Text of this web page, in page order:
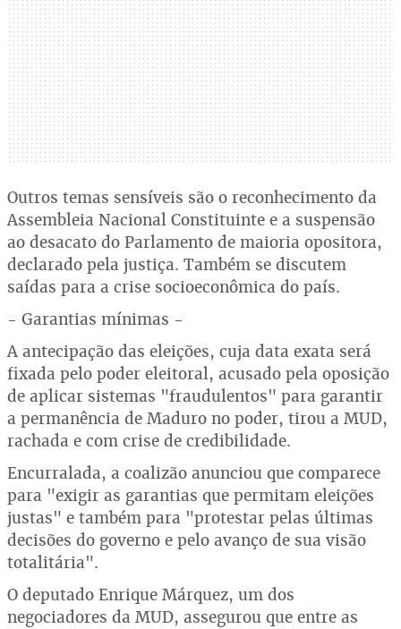
Outros temas sensíveis são o reconhecimento da
Assembleia Nacional Constituinte e a suspensão
ao desacato do Parlamento de maioria opositora,
declarado pela justiça. Também se discutem
saídas para a crise socioeconômica do país.
- Garantias mínimas -
A antecipação das eleições, cuja data exata será
fixada pelo poder eleitoral, acusado pela oposição
de aplicar sistemas "fraudulentos" para garantir
a permanência de Maduro no poder, tirou a MUD,
rachada e com crise de credibilidade.
Encurralada, a coalizão anunciou que comparece
para "exigir as garantias que permitam eleições
justas" e também para "protestar pelas últimas
decisões do governo e pelo avanço de sua visão
totalitária".
O deputado Enrique Márquez, um dos
negociadores da MUD, assegurou que entre as